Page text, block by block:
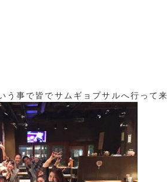
う事で皆でサムギョプサルへ行って